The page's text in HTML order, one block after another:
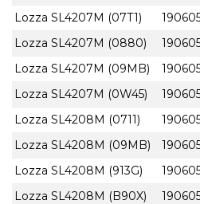
Lozza SL4207M (07T1)
Lozza SL4207M (0880)
Lozza SL4207M (09MB)
Lozza SL4207M (0W45)
Lozza SL4208M (0711)
Lozza SL4208M (09MB)
Lozza SL4208M (913G)
Lozza SL4208M (B90X)